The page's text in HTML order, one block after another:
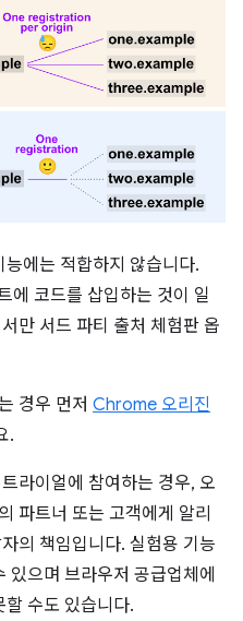
에는 적합하지 않습니다.
에 코드를 삽입하는 것이 일
만 서드 파티 출처 체험판 옵
경우 먼저 Chrome 오리진
.
라이얼에 참여하는 경우, 오
파트너 또는 고객에게 알리
의 책임입니다. 실험용 기능
있으며 브라우저 공급업체에
수도 있습니다.